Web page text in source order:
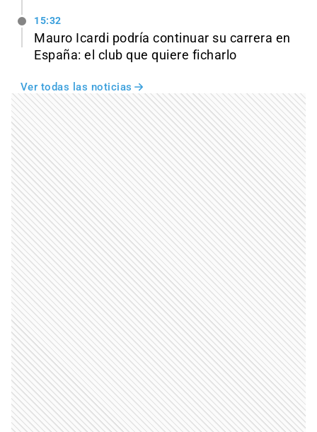
15:32
Mauro Icardi podría continuar su carrera en
España: el club que quiere ficharlo
Ver todas las noticias